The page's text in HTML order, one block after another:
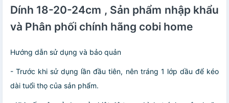
Dính 18-20-24cm , Sản phẩm nhập khẩu
và Phân phối chính hãng cobi home
Hướng dẫn sử dụng và bảo quản
- Trước khi sử dụng lần đầu tiên, nên tráng 1 lớp dầu để kéo
dài tuổi thọ của sản phẩm.